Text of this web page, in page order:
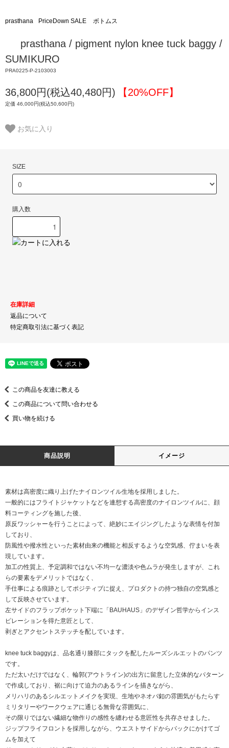
prasthana PriceDown SALE ボトムス
prasthana / pigment nylon knee tuck baggy /
SUMIKURO
PRA0225-P-2103003
36,800円(税込40,480円) 【20%OFF】
定価 46,000円(税込50,600円)
お気に入り
SIZE
購入数
在庫詳細
返品について
特定商取引法に基づく表記
この商品を友達に教える
この商品について問い合わせる
買い物を続ける
商品説明 イメージ
素材は高密度に織り上げたナイロンツイル生地を採用しました。
一般的にはフライトジャケットなどを連想する高密度のナイロンツイルに、顔
料コーティングを施した後、
原反ワッシャーを行うことによって、絶妙にエイジングしたような表情を付加
しており、
防風性や撥水性といった素材由来の機能と相反するような空気感、佇まいを表
現しています。
加工の性質上、予定調和ではない不均一な濃淡や色ムラが発生しますが、これ
らの要素をデメリットではなく、
手仕事による痕跡としてポジティブに捉え、プロダクトの持つ独自の空気感と
して反映させています。
左サイドのフラップポケット下端に「BAUHAUS」のデザイン哲学からインス
ピレーションを得た意匠として、
剥ぎとアクセントステッチを配しています。
knee tuck baggyは、品名通り膝部にタックを配したルーズシルエットのパンツ
です。
ただ太いだけではなく、輪郭(アウトライン)の出方に留意した立体的なパターン
で作成しており、裾に向けて迫力のあるラインを描きながら、
メリハリのあるシルエットメイクを実現、生地やネオバ釦の雰囲気がもたらす
ミリタリーやワークウェアに通じる無骨な雰囲気に、
その限りではない繊細な物作りの感性を纏わせる意匠性を共存させました。
ジップフライフロントを採用しながら、ウエストサイドからバックにかけてゴ
ムを加えて